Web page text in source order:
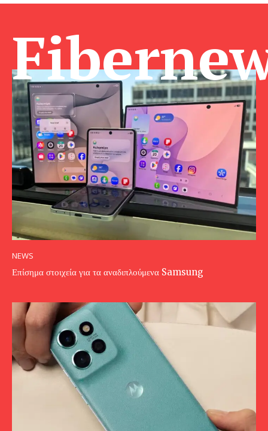
NEWS
Επίσημα στοιχεία για τα αναδιπλούμενα Samsung